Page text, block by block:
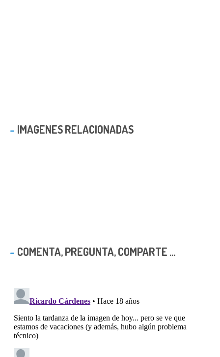
IMAGENES RELACIONADAS
COMENTA, PREGUNTA, COMPARTE ...